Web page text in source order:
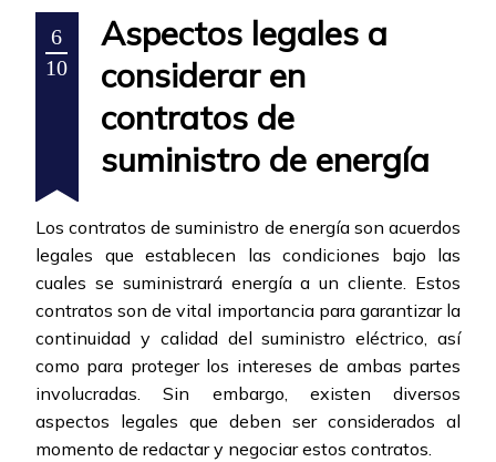
6
10
Aspectos legales a
considerar en
contratos de
suministro de energía
Los contratos de suministro de energía son acuerdos
legales que establecen las condiciones bajo las
cuales se suministrará energía a un cliente. Estos
contratos son de vital importancia para garantizar la
continuidad y calidad del suministro eléctrico, así
como para proteger los intereses de ambas partes
involucradas. Sin embargo, existen diversos
aspectos legales que deben ser considerados al
momento de redactar y negociar estos contratos.